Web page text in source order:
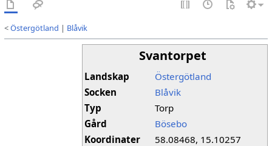
<Östergötland | Blåvik
Svantorpet
Landskap
Östergötland
Socken
Blåvik
Typ
Torp
Gård
Bösebo
Koordinater
58.08468, 15.10257